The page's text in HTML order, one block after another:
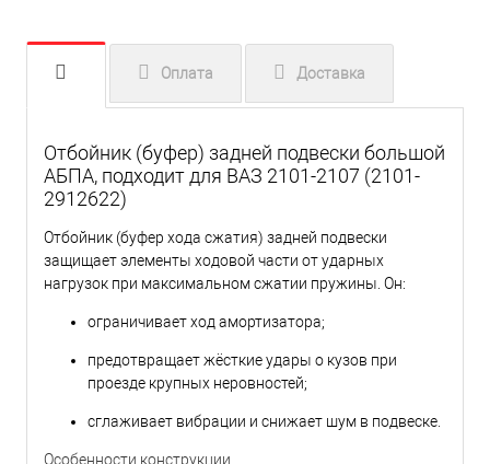
Оплата Доставка
Отбойник (буфер) задней подвески большой
АБПА, подходит для ВАЗ 2101-2107 (2101-
2912622)
Отбойник (буфер хода сжатия) задней подвески
защищает элементы ходовой части от ударных
нагрузок при максимальном сжатии пружины. Он:
ограничивает ход амортизатора;
предотвращает жёсткие удары о кузов при
проезде крупных неровностей;
сглаживает вибрации и снижает шум в подвеске.
Особенности конструкции